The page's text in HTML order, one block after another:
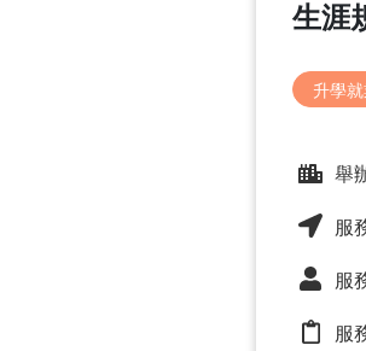
生涯
升學
舉
服
服
服